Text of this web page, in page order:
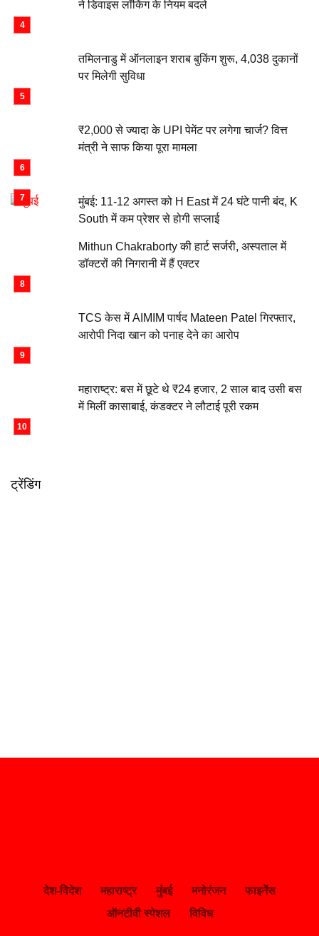
ने डिवाइस लॉकिंग के नियम बदले
तमिलनाडु में ऑनलाइन शराब बुकिंग शुरू, 4,038 दुकानों
पर मिलेगी सुविधा
₹2,000 से ज्यादा के UPI पेमेंट पर लगेगा चार्ज? वित्त
मंत्री ने साफ किया पूरा मामला
मुंबई: 11-12 अगस्त को H East में 24 घंटे पानी बंद, K
South में कम प्रेशर से होगी सप्लाई
Mithun Chakraborty की हार्ट सर्जरी, अस्पताल में
डॉक्टरों की निगरानी में हैं एक्टर
TCS केस में AIMIM पार्षद Mateen Patel गिरफ्तार,
आरोपी निदा खान को पनाह देने का आरोप
महाराष्ट्र: बस में छूटे थे ₹24 हजार, 2 साल बाद उसी बस
में मिलीं कासाबाई, कंडक्टर ने लौटाई पूरी रकम
ट्रेंडिंग
देश-विदेश महाराष्ट्र मुंबई मनोरंजन
फाइनेंस
ऑनटीवी स्पेशल
विविध